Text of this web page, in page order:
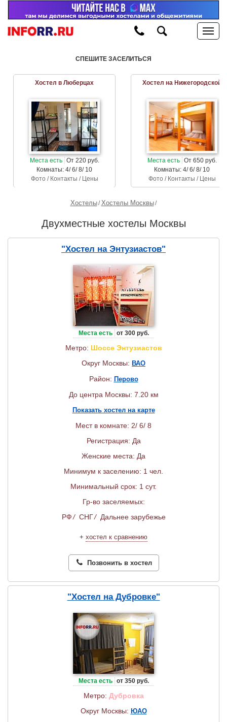
СПЕШИТЕ ЗАСЕЛИТЬСЯ
Хостел в Люберцах
Места есть От 220 руб.
Комнаты: 4/ 6/ 8/ 10
Фото / Контакты / Цены
Хостел на Нижегородской
Места есть От 650 руб.
Комнаты: 4/ 6/ 8/ 10
Фото / Контакты / Цены
Хостелы Хостелы Москвы
Двухместные хостелы Москвы
"Хостел на Энтузиастов"
Места есть от 300 руб.
Метро: Шоссе Энтузиастов
Округ Москвы: ВАО
Район: Перово
До центра Москвы: 7.20 км
Показать хостел на карте
Мест в комнате: 2/ 6/ 8
Регистрация: Да
Женские места: Да
Минимум к заселению: 1 чел.
Минимальный срок: 1 сут.
Гр-во заселяемых:
РФ/ СНГ/ Дальнее зарубежье
+ хостел к сравнению
Позвонить в хостел
"Хостел на Дубровке"
Места есть от 350 руб.
Метро: Дубровка
Округ Москвы: ЮАО